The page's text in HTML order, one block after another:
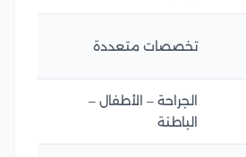
تخصصات متعددة
الجراحة – الأطفال –
الباطنة